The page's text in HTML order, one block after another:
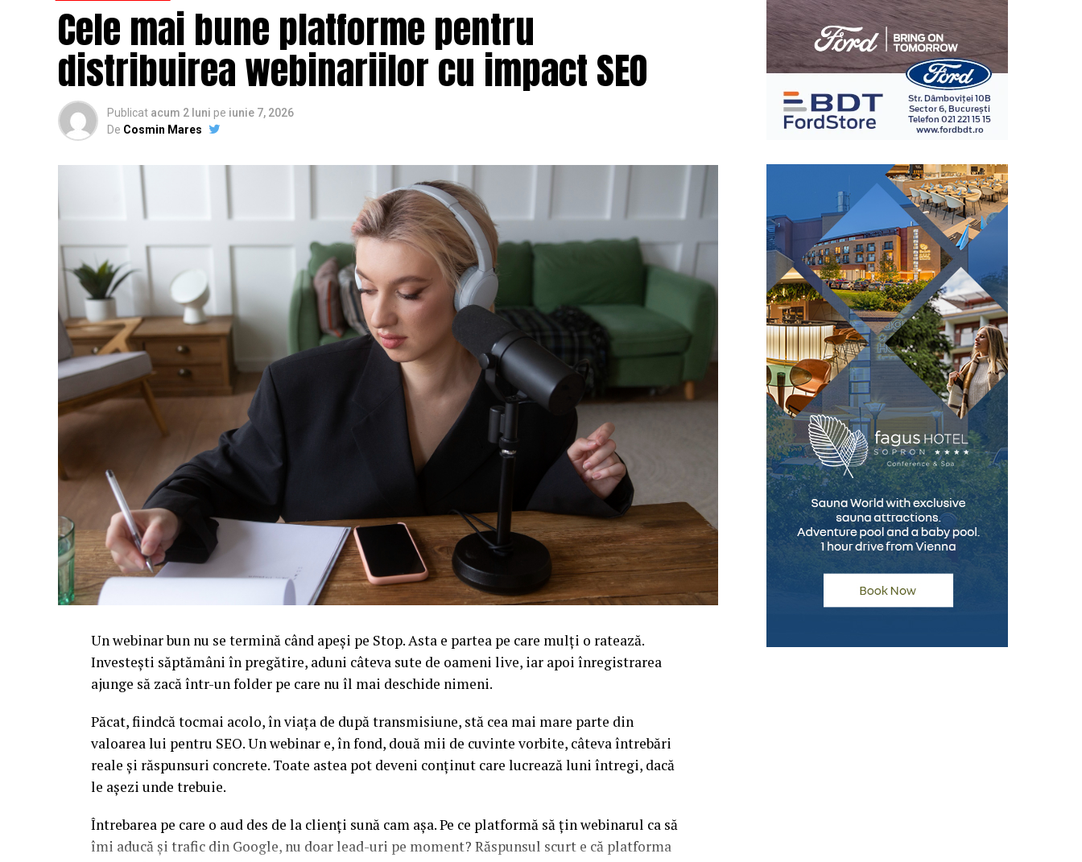
Cele mai bune platforme pentru
distribuirea webinariilor cu impact SEO
Publicat acum 2 luni pe iunie 7, 2026
De Cosmin Mares
Un webinar bun nu se termină când apeși pe Stop. Asta e partea pe care mulți o ratează.
Investești săptămâni în pregătire, aduni câteva sute de oameni live, iar apoi înregistrarea
ajunge să zacă într-un folder pe care nu îl mai deschide nimeni.
Păcat, fiindcă tocmai acolo, în viața de după transmisiune, stă cea mai mare parte din
valoarea lui pentru SEO. Un webinar e, în fond, două mii de cuvinte vorbite, câteva întrebări
reale și răspunsuri concrete. Toate astea pot deveni conținut care lucrează luni întregi, dacă
le așezi unde trebuie.
Întrebarea pe care o aud des de la clienți sună cam așa. Pe ce platformă să țin webinarul ca să
îmi aducă și trafic din Google, nu doar lead-uri pe moment? Răspunsul scurt e că platforma